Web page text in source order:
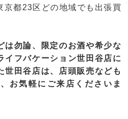
京都23区どの地域でも出張買
は勿論、限定のお酒や希少な
イフバケーション世田谷店に
世田谷店は、店頭販売なども
お気軽にご来店くださいま